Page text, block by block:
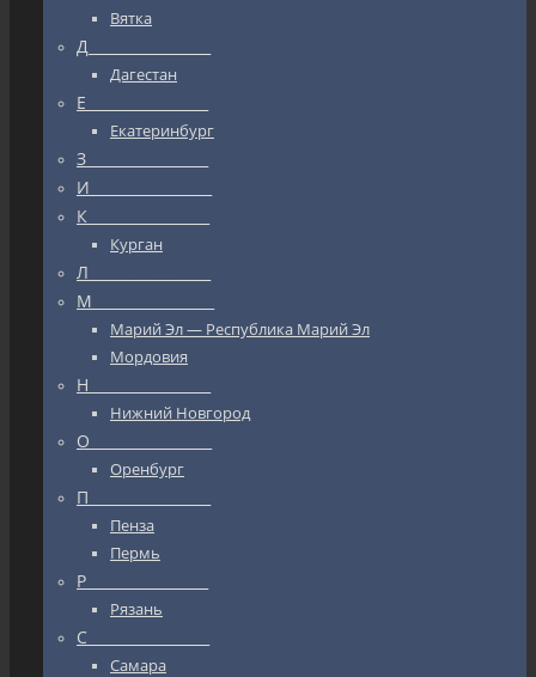
Вятка
Д_________________
Дагестан
Е_________________
Екатеринбург
З_________________
И_________________
К_________________
Курган
Л_________________
М_________________
Марий Эл — Республика Марий Эл
Мордовия
Н_________________
Нижний Новгород
О_________________
Оренбург
П_________________
Пенза
Пермь
Р_________________
Рязань
С_________________
Самара